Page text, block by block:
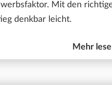
Mit den
denkbar leicht.
Mehr